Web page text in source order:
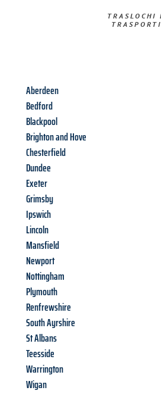
TRASLOCHI
TRASPORTI​
Aberdeen
Bedford
Blackpool
Brighton and Hove
Chesterfield
Dundee
Exeter
Grimsby
Ipswich
Lincoln
Mansfield
Newport
Nottingham
Plymouth
Renfrewshire
South Ayrshire
St Albans
Teesside
Warrington
Wigan